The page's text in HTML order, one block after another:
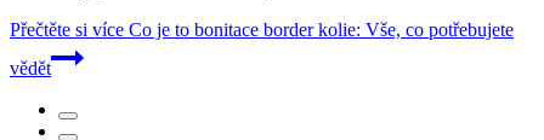
Přečtěte si více Co je to bonitace border kolie: Vše, co potřebujete
vědět